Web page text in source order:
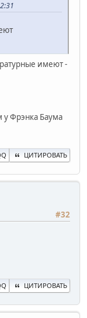
имеют -
у Фрэнка Баума
ЦИТИРОВАТЬ
#32
ЦИТИРОВАТЬ